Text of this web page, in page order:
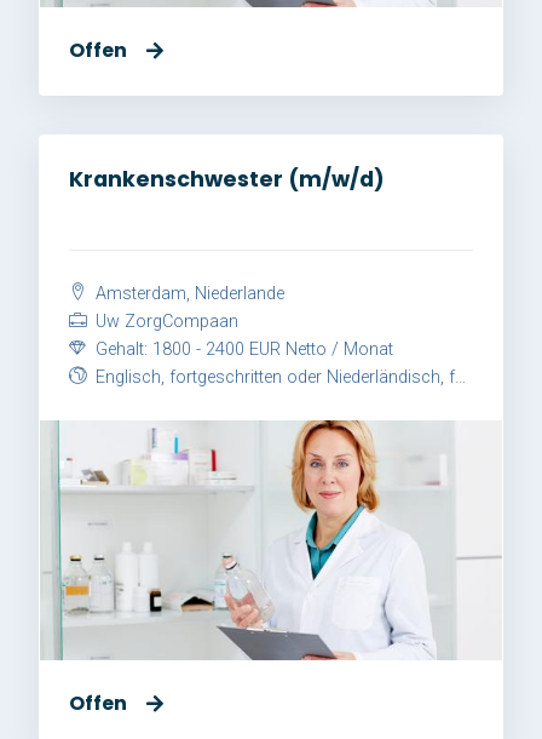
Offen
Krankenschwester (m/w/d)
Amsterdam, Niederlande
Uw ZorgCompaan
Gehalt: 1800 - 2400 EUR Netto / Monat
Englisch, fortgeschritten oder Niederländisch, fortgeschritten
Offen